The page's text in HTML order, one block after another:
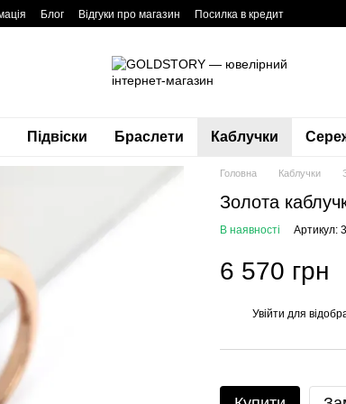
Блог Відгуки про магазин Посилка в кредит
Підвіски Браслети Каблучки
Головна Каблучки
Золота
В наявності Артикул:
6 570 грн
Увійти для